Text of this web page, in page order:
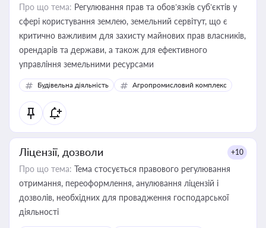
Про що тема: Регулювання прав та обов’язків суб’єктів у
сфері користування землею, земельний сервітут, що є
критично важливим для захисту майнових прав власників,
орендарів та держави, а також для ефективного
управління земельними ресурсами
Будівельна діяльність Агропромисловий комплекс
Ліцензії, дозволи +10
Про що тема: Тема стосується правового регулювання
отримання, переоформлення, анулювання ліцензій і
дозволів, необхідних для провадження господарської
діяльності